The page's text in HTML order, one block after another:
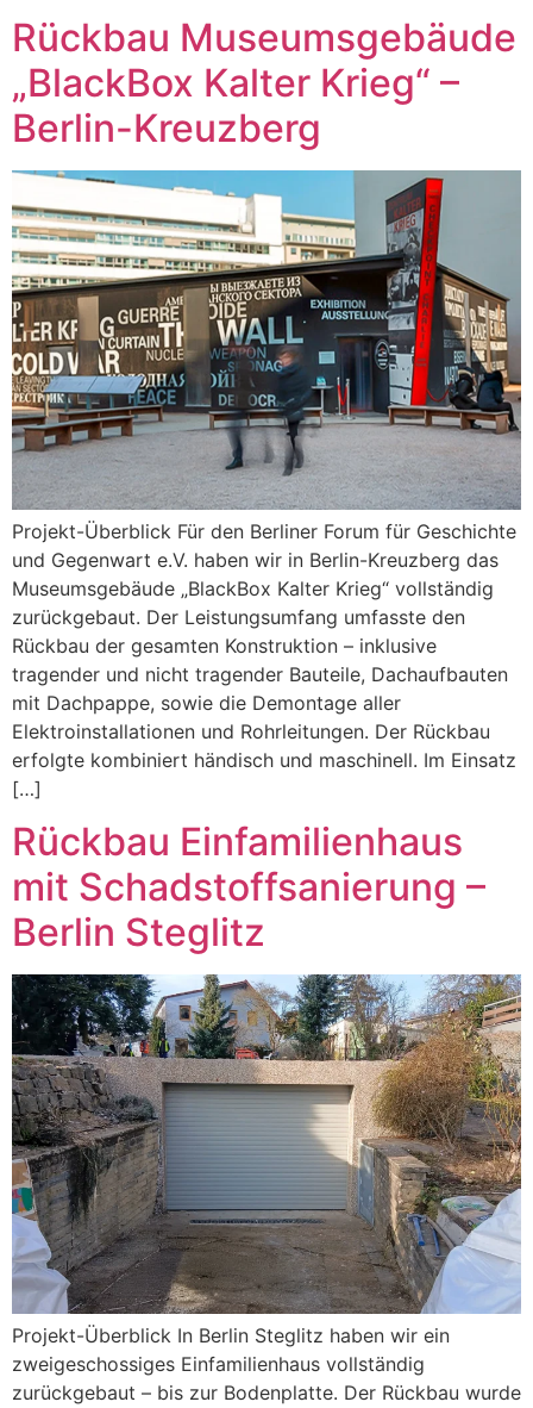
Rückbau Museumsgebäude
„BlackBox Kalter Krieg“ –
Berlin-Kreuzberg
Projekt-Überblick Für den Berliner Forum für Geschichte
und Gegenwart e.V. haben wir in Berlin-Kreuzberg das
Museumsgebäude „BlackBox Kalter Krieg“ vollständig
zurückgebaut. Der Leistungsumfang umfasste den
Rückbau der gesamten Konstruktion – inklusive
tragender und nicht tragender Bauteile, Dachaufbauten
mit Dachpappe, sowie die Demontage aller
Elektroinstallationen und Rohrleitungen. Der Rückbau
erfolgte kombiniert händisch und maschinell. Im Einsatz
[…]
Rückbau Einfamilienhaus
mit Schadstoffsanierung –
Berlin Steglitz
Projekt-Überblick In Berlin Steglitz haben wir ein
zweigeschossiges Einfamilienhaus vollständig
zurückgebaut – bis zur Bodenplatte. Der Rückbau wurde